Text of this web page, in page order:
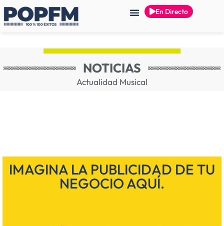
En Directo
NOTICIAS
Actualidad Musical
IMAGINA LA PUBLICIDAD DE TU
NEGOCIO AQUÍ.